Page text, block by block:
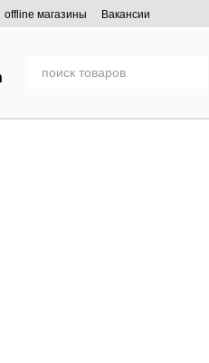
offline магазины
Вакансии